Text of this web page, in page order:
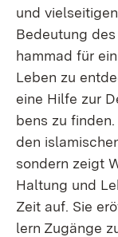
und
Be­deu­tung
ham­mad für
Le­ben zu
ei­ne Hil­fe zur
bens zu
den
son­dern zeigt
Hal­tung und
Zeit auf. Sie
lern Zu­gän­ge